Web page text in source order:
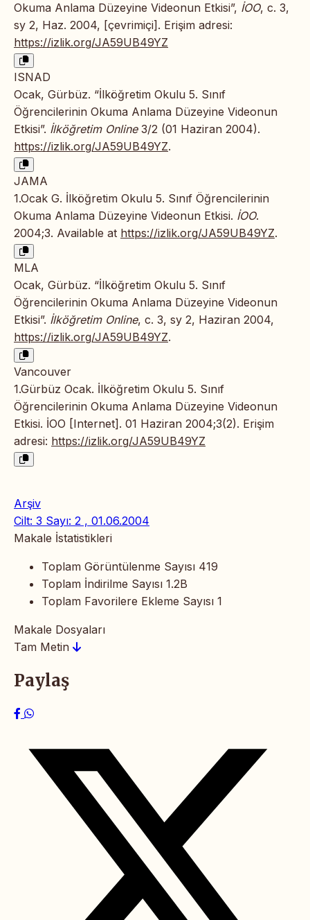
Okuma Anlama Düzeyine Videonun Etkisi”, İOO, c. 3,
sy 2, Haz. 2004, [çevrimiçi]. Erişim adresi:
https://izlik.org/JA59UB49YZ
ISNAD
Ocak, Gürbüz. “İlköğretim Okulu 5. Sınıf
Öğrencilerinin Okuma Anlama Düzeyine Videonun
Etkisi”. İlköğretim Online3/2 (01 Haziran 2004).
https://izlik.org/JA59UB49YZ.
JAMA
1.Ocak G. İlköğretim Okulu 5. Sınıf Öğrencilerinin
Okuma Anlama Düzeyine Videonun Etkisi. İOO.
2004;3. Available at https://izlik.org/JA59UB49YZ.
MLA
Ocak, Gürbüz. “İlköğretim Okulu 5. Sınıf
Öğrencilerinin Okuma Anlama Düzeyine Videonun
Etkisi”. İlköğretim Online, c. 3, sy 2, Haziran 2004,
https://izlik.org/JA59UB49YZ.
Vancouver
1.Gürbüz Ocak. İlköğretim Okulu 5. Sınıf
Öğrencilerinin Okuma Anlama Düzeyine Videonun
Etkisi. İOO [Internet]. 01 Haziran 2004;3(2). Erişim
adresi: https://izlik.org/JA59UB49YZ
Arşiv
Cilt: 3 Sayı: 2 , 01.06.2004
Makale İstatistikleri
Toplam Görüntülenme Sayısı 419
Toplam İndirilme Sayısı 1.2B
Toplam Favorilere Ekleme Sayısı 1
Makale Dosyaları
Tam Metin
Paylaş